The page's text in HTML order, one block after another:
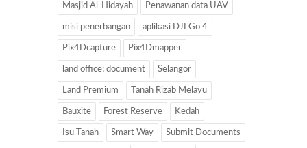
Masjid Al-Hidayah Penawanan data UAV
misi penerbangan aplikasi DJI Go 4
Pix4Dcapture Pix4Dmapper
land office; document Selangor
Land Premium Tanah Rizab Melayu
Bauxite Forest Reserve Kedah
Isu Tanah Smart Way Submit Documents